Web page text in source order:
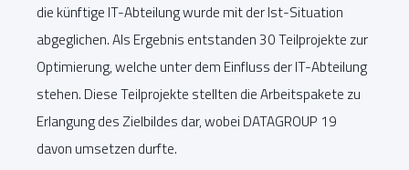
die künftige IT-Abteilung wurde mit der Ist-Situation
abgeglichen. Als Ergebnis entstanden 30 Teilprojekte zur
Optimierung, welche unter dem Einfluss der IT-Abteilung
stehen. Diese Teilprojekte stellten die Arbeitspakete zu
Erlangung des Zielbildes dar, wobei DATAGROUP 19
davon umsetzen durfte.